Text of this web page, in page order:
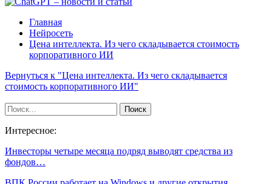
Главная
Нейросеть
Цена интеллекта. Из чего складывается стоимость
корпоративного ИИ
Вернуться к "Цена интеллекта. Из чего складывается
стоимость корпоративного ИИ"
Интересное:
Инвесторы четыре месяца подряд выводят средства из
фондов…